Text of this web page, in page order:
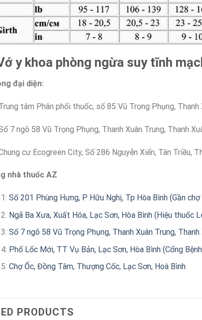
y khoa phòng ngừa suy tĩnh
đại diện:
tâm Phân phối thuốc, số 85 Vũ Trọng Phụng, Thanh
7 ngõ 58 Vũ Trọng Phụng, Thanh Xuân Trung, Thanh
cư Ecogreen City, Số 286 Nguyễn Xiển, Tân Triều,
nhà thuốc AZ
Số 201 Phùng Hưng, P Hữu Nghị, Tp Hòa Bình (Gần chợ
Ngã Ba Xưa, Xuất Hóa, Lạc Sơn, Hòa Bình (Hiệu thuốc
Số 7 ngõ 58 Vũ Trọng Phụng, Thanh Xuân Trung, Thanh
Phố Lốc Mới, TT Vụ Bản, Lạc Sơn, Hòa Bình (Cổng
Chợ Ốc, Đồng Tâm, Thượng Cốc, Lạc Sơn, Hoà Bình
PRODUCTS